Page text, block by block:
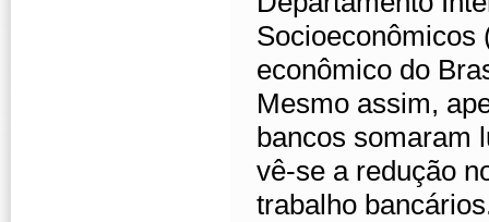
Socioeconômicos
econômico do
Mesmo assim,
bancos somaram
vê-se a redução
trabalho